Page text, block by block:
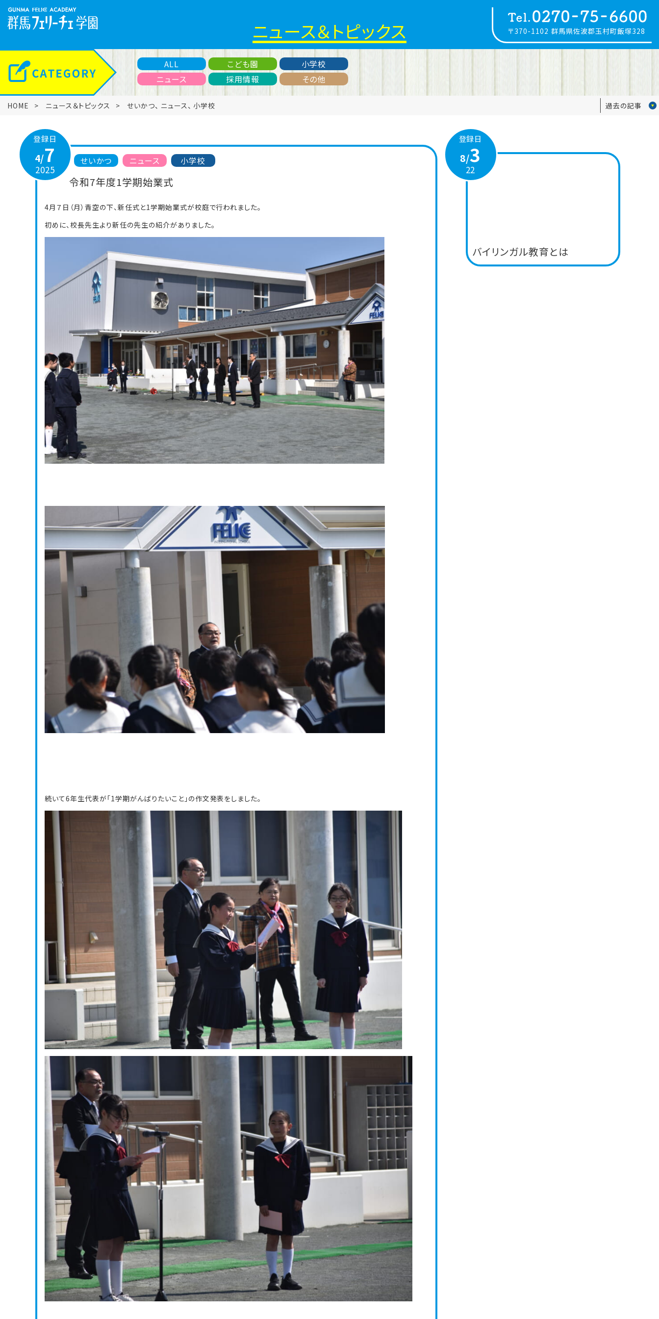
ニュース＆トピックス 〒370-1102 群馬県佐波郡玉村町飯塚328
ALL こども園
小学校
ニュース
採用情報 その他
HOME ニュース＆トピックス せいかつ、 ニュース、 小学校 過去の記事
登録日
4/7
2025
せいかつ ニュース 小学校
令和7年度1学期始業式
4月７日（月）青空の下、新任式と1学期始業式が校庭で行われました。
初めに、校長先生より新任の先生の紹介がありました。
続いて6年生代表が「1学期がんばりたいこと」の作文発表をしました。
登録日
8/3
22
バイリンガル教育とは